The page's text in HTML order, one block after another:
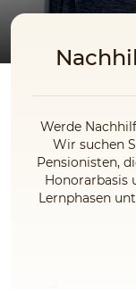
Werde
Wir suchen
Pensionisten,
Honorarbasis
Lernphasen